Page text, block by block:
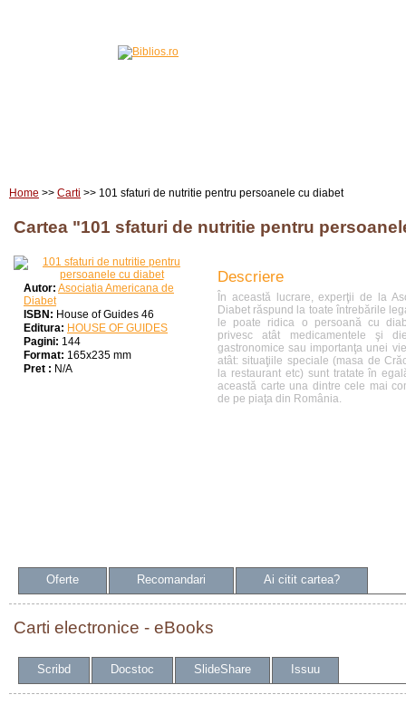
Home >> Carti >> 101 sfaturi de nutritie pentru persoanele cu diabet
Cartea "101 sfaturi de nutritie pentru
Autor: Asociatia Americana de
Diabet
ISBN: House of Guides 46
Editura: HOUSE OF GUIDES
Pagini: 144
Format: 165x235 mm
Pret : N/A
Descriere
În această lucrare, experţii de la
Diabet răspund la toate întrebările
le poate ridica o persoană cu
privesc atât medicamentele şi
gastronomice sau importanţa unei
atât: situaţiile speciale (masa de
la restaurant etc) sunt tratate în
această carte una dintre cele mai
de pe piaţa din România.
Oferte Recomandari Ai citit cartea?
Carti electronice - eBooks
Scribd Docstoc SlideShare Issuu